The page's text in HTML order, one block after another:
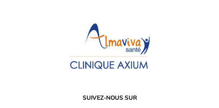
SUIVEZ-NOUS SUR